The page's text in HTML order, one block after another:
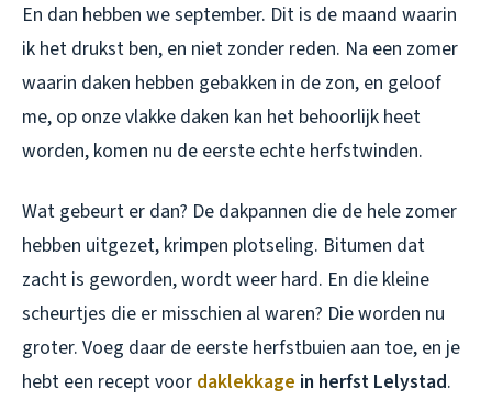
En dan hebben we september. Dit is de maand waarin
ik het drukst ben, en niet zonder reden. Na een zomer
waarin daken hebben gebakken in de zon, en geloof
me, op onze vlakke daken kan het behoorlijk heet
worden, komen nu de eerste echte herfstwinden.
Wat gebeurt er dan? De dakpannen die de hele zomer
hebben uitgezet, krimpen plotseling. Bitumen dat
zacht is geworden, wordt weer hard. En die kleine
scheurtjes die er misschien al waren? Die worden nu
groter. Voeg daar de eerste herfstbuien aan toe, en je
hebt een recept voor daklekkage in herfst Lelystad.